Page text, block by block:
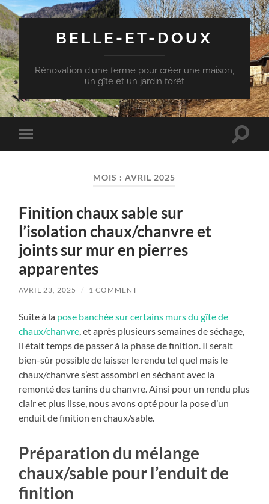
BELLE-ET-DOUX
Rénovation d'une ferme pour créer une maison,
un gîte et un jardin forêt
Toggle
mobile
Toggle
MOIS :AVRIL 2025
Finition chaux sable sur
l’isolation chaux/chanvre et
joints sur mur en pierres
apparentes
AVRIL 23, 2025 / 1 COMMENT
Suite à la pose banchée sur certains murs du gîte de
chaux/chanvre, et après plusieurs semaines de séchage,
il était temps de passer à la phase de finition. Il serait
bien-sûr possible de laisser le rendu tel quel mais le
chaux/chanvre s’est assombri en séchant avec la
remonté des tanins du chanvre. Ainsi pour un rendu plus
clair et plus lisse, nous avons opté pour la pose d’un
enduit de finition en chaux/sable.
Préparation du mélange
chaux/sable pour l’enduit de
finition